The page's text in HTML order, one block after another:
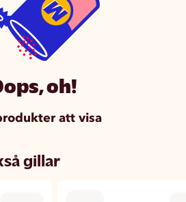
oh!
att visa
gillar